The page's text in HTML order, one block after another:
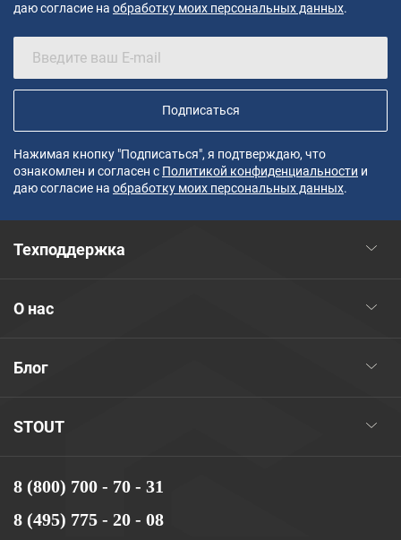
даю согласие на обработку моих персональных данных.
Подписаться
Нажимая кнопку "Подписаться", я подтверждаю, что
ознакомлен и согласен с Политикой конфиденциальности и
даю согласие на обработку моих персональных данных.
8 (800) 700 - 70 - 31
8 (495) 775 - 20 - 08
STOUT
Блог
О нас
Техподдержка